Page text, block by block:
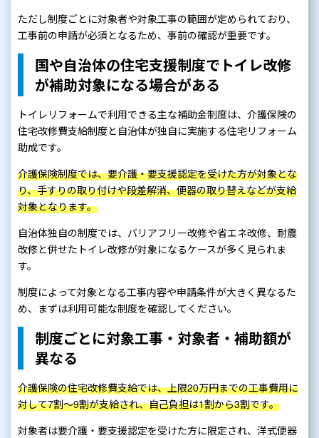
ただし制度ごとに対象者や対象工事の範囲が定められており、
工事前の申請が必須となるため、事前の確認が重要です。
国や自治体の住宅支援制度でトイレ改修
が補助対象になる場合がある
トイレリフォームで利用できる主な補助金制度は、介護保険の
住宅改修費支給制度と自治体が独自に実施する住宅リフォーム
助成です。
介護保険制度では、要介護・要支援認定を受けた方が対象とな
り、手すりの取り付けや段差解消、便器の取り替えなどが支給
対象となります。
自治体独自の制度では、バリアフリー改修や省エネ改修、耐震
改修と併せたトイレ改修が対象になるケースが多く見られま
す。
制度によって対象となる工事内容や申請条件が大きく異なるた
め、まずは利用可能な制度を確認してください。
制度ごとに対象工事・対象者・補助額が
異なる
介護保険の住宅改修費支給では、上限20万円までの工事費用に
対して7割～9割が支給され、自己負担は1割から3割です。
対象者は要介護・要支援認定を受けた方に限定され、洋式便器